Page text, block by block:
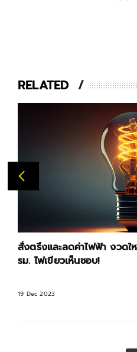
RELATED
สั่งตรึงและลดค่าไฟฟ้า งวดใหม่
รม. ไฟเขียวเห็นชอบ!
19 Dec 2023